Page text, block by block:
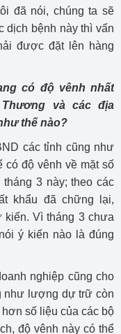
đã nói, chúng ta sẽ
dịch bệnh này thì vấn
được đặt lên hàng
có độ vênh nhất
và các địa
thế nào?
các tỉnh cũng như
có độ vênh về mặt số
3 này; theo các
khẩu đã chững lại,
Vì tháng 3 chưa
ý kiến nào là đúng
nghiệp cũng cho
như lượng dự trữ còn
số liệu của các bộ
độ vênh này có thể